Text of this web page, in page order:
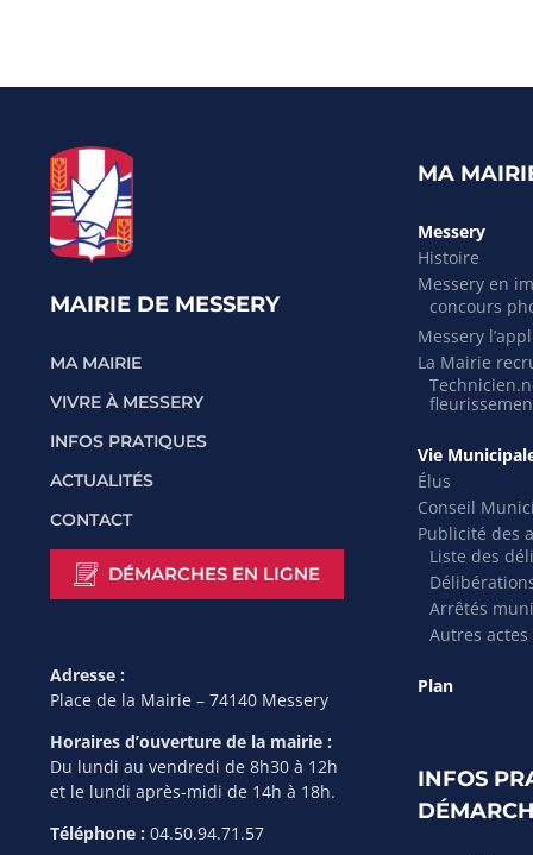
MAIRIE DE MESSERY
MA MAIRIE
VIVRE À MESSERY
INFOS PRATIQUES
ACTUALITÉS
CONTACT
DÉMARCHES EN LIGNE
Adresse :
Place de la Mairie – 74140 Messery
Horaires d’ouverture de la mairie :
Du lundi au vendredi de 8h30 à 12h
et le lundi après-midi de 14h à 18h.
Téléphone : 04.50.94.71.57
MA
Messery
Histoire
Messery en
concours
Messery
La Mairie
Vie
Élus
Conseil
Publicité des
Liste des
Arrêtés
Autres
Plan
INFOS